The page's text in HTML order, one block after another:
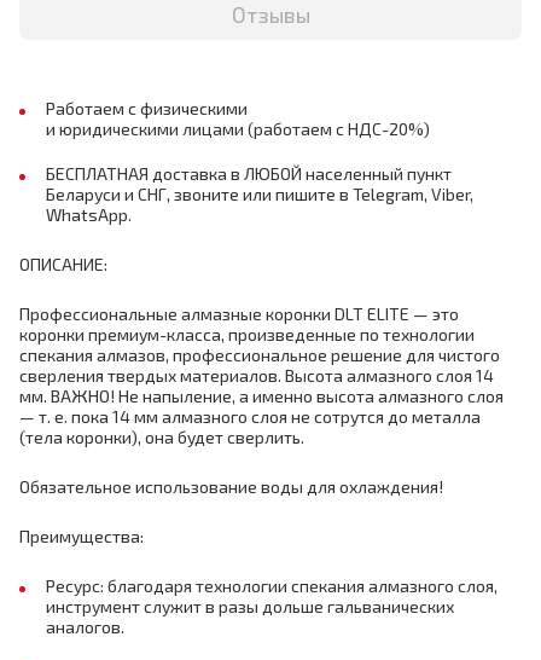
Отзывы
Работаем с физическими
и юридическими лицами (работаем с НДС-20%)
БЕСПЛАТНАЯ доставка в ЛЮБОЙ населенный пункт
Беларуси и СНГ, звоните или пишите в Telegram, Viber,
WhatsApp.
ОПИСАНИЕ:
Профессиональные алмазные коронки DLT ELITE — это
коронки премиум-класса, произведенные по технологии
спекания алмазов, профессиональное решение для чистого
сверления твердых материалов. Высота алмазного слоя 14
мм. ВАЖНО! Не напыление, а именно высота алмазного слоя
— т. е. пока 14 мм алмазного слоя не сотрутся до металла
(тела коронки), она будет сверлить.
Обязательное использование воды для охлаждения!
Преимущества:
Ресурс: благодаря технологии спекания алмазного слоя,
инструмент служит в разы дольше гальванических
аналогов.